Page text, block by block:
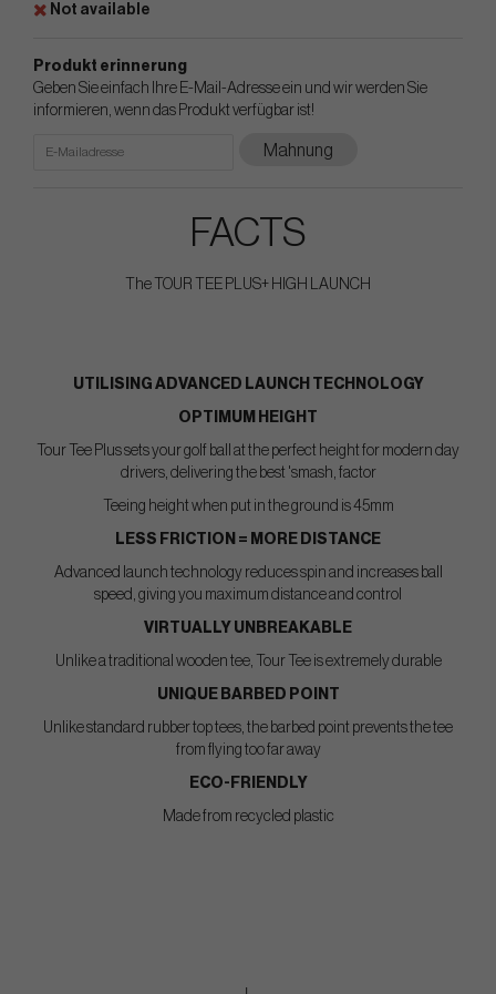
Not available
Produkt erinnerung
Geben Sie einfach Ihre E-Mail-Adresse ein und wir werden Sie
informieren, wenn das Produkt verfügbar ist!
Mahnung
FACTS
The TOUR TEE PLUS+ HIGH LAUNCH
UTILISING ADVANCED LAUNCH TECHNOLOGY
OPTIMUM HEIGHT
Tour Tee Plus sets your golf ball at the perfect height for modern day
drivers, delivering the best 'smash, factor
Teeing height when put in the ground is 45mm
LESS FRICTION = MORE DISTANCE
Advanced launch technology reduces spin and increases ball
speed, giving you maximum distance and control
VIRTUALLY UNBREAKABLE
Unlike a traditional wooden tee, Tour Tee is extremely durable
UNIQUE BARBED POINT
Unlike standard rubber top tees, the barbed point prevents the tee
from flying too far away
ECO-FRIENDLY
Made from recycled plastic